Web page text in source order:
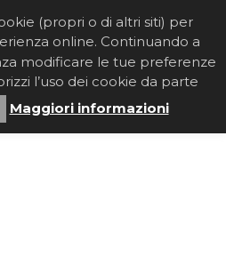
O
G
G
N
(propri o di altri siti) per
online. Continuando a
modificare le tue preferenze
l’uso dei cookie da parte
Maggiori informazioni